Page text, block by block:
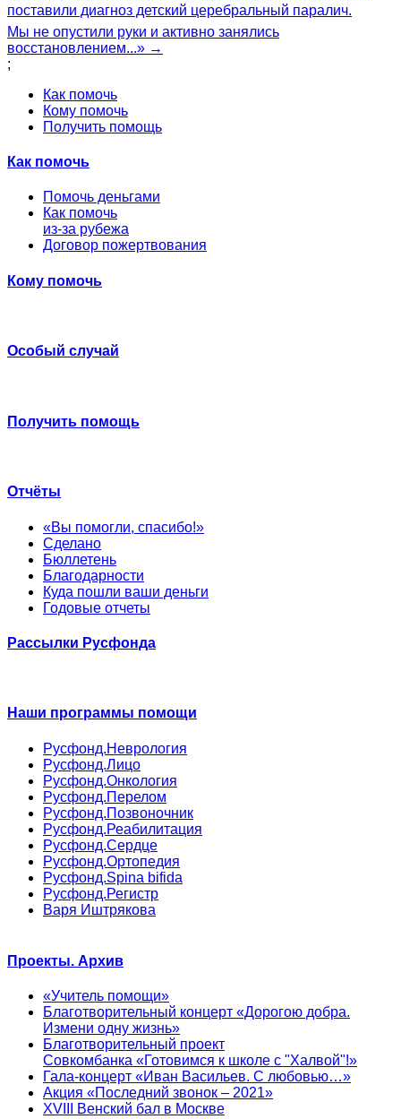
поставили диагноз детский церебральный паралич.
Мы не опустили руки и активно занялись
восстановлением...» →
;
Как помочь
Кому помочь
Получить помощь
Как помочь
Помочь деньгами
Как помочь
из-за рубежа
Договор пожертвования
Кому помочь
Особый случай
Получить помощь
Отчёты
«Вы помогли, спасибо!»
Сделано
Бюллетень
Благодарности
Куда пошли ваши деньги
Годовые отчеты
Рассылки Русфонда
Наши программы помощи
Русфонд.Неврология
Русфонд.Лицо
Русфонд.Онкология
Русфонд.Перелом
Русфонд.Позвоночник
Русфонд.Реабилитация
Русфонд.Сердце
Русфонд.Ортопедия
Русфонд.Spina bifida
Русфонд.Регистр
Варя Иштрякова
Проекты. Архив
«Учитель помощи»
Благотворительный концерт «Дорогою добра.
Измени одну жизнь»
Благотворительный проект
Совкомбанка «Готовимся к школе с "Халвой"!»
Гала-концерт «Иван Васильев. С любовью…»
Акция «Последний звонок – 2021»
XVIII Венский бал в Москве